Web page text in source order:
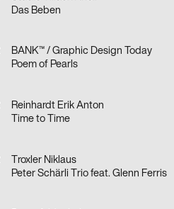
Das Beben
BANK™ / Graphic Design Today
Poem of Pearls
Reinhardt Erik Anton
Time to Time
Troxler Niklaus
Peter Schärli Trio feat. Glenn Ferris